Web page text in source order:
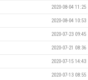
2020-08-04 11:25
2020-08-04 10:53
2020-07-23 09:45
2020-07-21 08:36
2020-07-15 14:43
2020-07-13 08:55